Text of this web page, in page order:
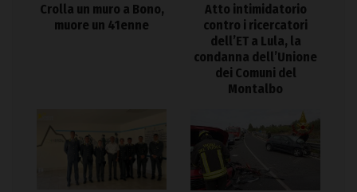
Crolla un muro a Bono,
muore un 41enne
Atto intimidatorio
contro i ricercatori
dell’ET a Lula, la
condanna dell’Unione
dei Comuni del
Montalbo